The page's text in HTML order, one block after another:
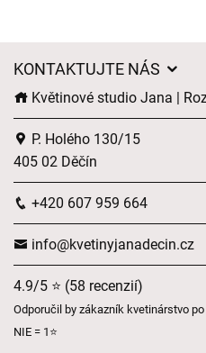
KONTAKTUJTE NÁS
Květinové studio Jana |
P. Holého 130/15
405 02 Děčín
+420 607 959 664
info@kvetinyjanadecin.cz
4.9/5 ⭐ (58 recenzií)
Odporučil by zákazník kvetinárstvo
NIE = 1⭐